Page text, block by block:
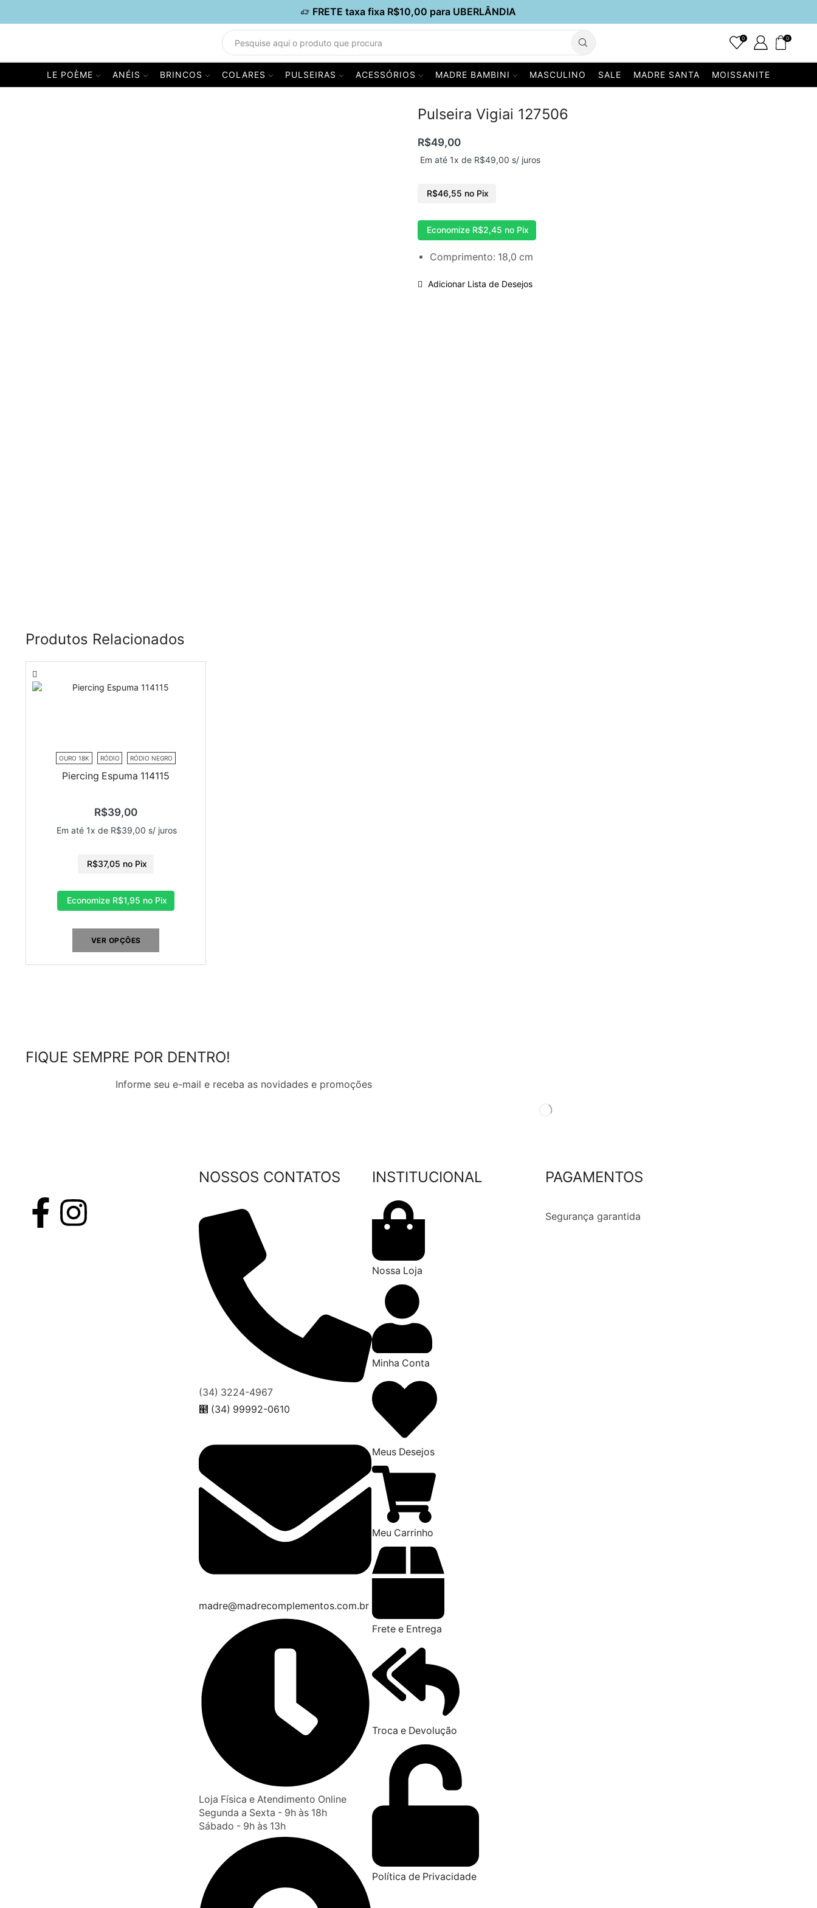
FRETE taxa fixa R$10,00 para UBERLÂNDIA
0 0
LE POÈME ANÉIS BRINCOS COLARES PULSEIRAS ACESSÓRIOS MADRE BAMBINI MASCULINO SALE MADRE SANTA MOISSANITE
Pulseira Vigiai 127506
R$49,00
Em até 1x de R$49,00 s/ juros
R$46,55 no Pix
Economize R$2,45 no Pix
Comprimento: 18,0 cm
Adicionar Lista de Desejos
Produtos Relacionados
OURO 18K RÓDIO RÓDIO NEGRO
Piercing Espuma 114115
R$39,00
Em até 1x de R$39,00 s/ juros
R$37,05 no Pix
Economize R$1,95 no Pix
VER OPÇÕES
FIQUE SEMPRE POR DENTRO!
Informe seu e-mail e receba as novidades e promoções
NOSSOS CONTATOS
(34) 3224-4967
(34) 99992-0610
madre@madrecomplementos.com.br
Loja Física e Atendimento Online
Segunda a Sexta - 9h às 18h
Sábado - 9h às 13h
INSTITUCIONAL
Nossa Loja
Minha Conta
Meus Desejos
Meu Carrinho
Frete e Entrega
Troca e Devolução
Política de Privacidade
PAGAMENTOS
Segurança garantida